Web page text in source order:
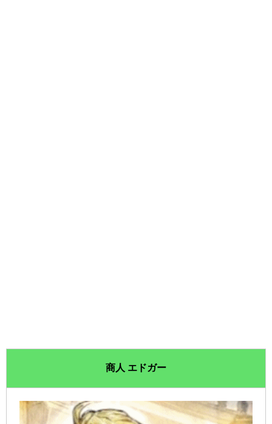
商人 エドガー